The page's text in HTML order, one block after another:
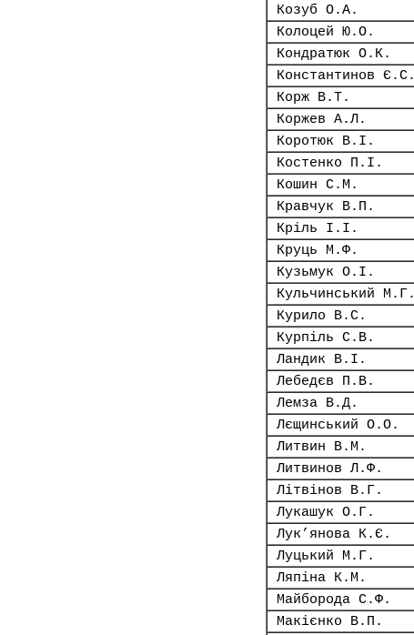
Козуб О.А.
Колоцей Ю.О.
Кондратюк О.К.
Константинов Є.С.
Корж В.Т.
Коржев А.Л.
Коротюк В.І.
Костенко П.І.
Кошин С.М.
Кравчук В.П.
Кріль І.І.
Круць М.Ф.
Кузьмук О.І.
Кульчинський М.Г.
Курило В.С.
Курпіль С.В.
Ландик В.І.
Лебедєв П.В.
Лемза В.Д.
Лєщинський О.О.
Литвин В.М.
Литвинов Л.Ф.
Літвінов В.Г.
Лукашук О.Г.
Лук’янова К.Є.
Луцький М.Г.
Ляпіна К.М.
Майборода С.Ф.
Макієнко В.П.